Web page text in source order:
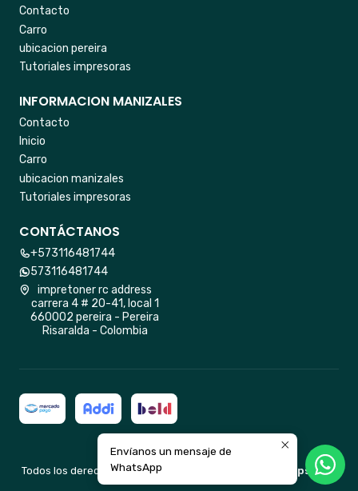
Contacto
Carro
ubicacion pereira
Tutoriales impresoras
INFORMACION MANIZALES
Contacto
Inicio
Carro
ubicacion manizales
Tutoriales impresoras
CONTÁCTANOS
+573116481744
573116481744
impretoner rc address
carrera 4 # 20-41, local 1
660002 pereira - Pereira
Risaralda - Colombia
2026 impretoner rc.
Todos los derechos reservados.
Desarrollado por Jumpseller.
Envíanos un mensaje de
WhatsApp